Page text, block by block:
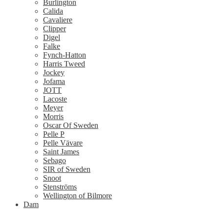
Burlington
Calida
Cavaliere
Clipper
Digel
Falke
Fynch-Hatton
Harris Tweed
Jockey
Jofama
JOTT
Lacoste
Meyer
Morris
Oscar Of Sweden
Pelle P
Pelle Vävare
Saint James
Sebago
SIR of Sweden
Snoot
Stenströms
Wellington of Bilmore
Dam